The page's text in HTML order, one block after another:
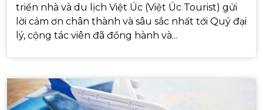
triển nhà và du lịch Việt Úc (Việt Úc Tourist) gửi
lời cảm ơn chân thành và sâu sắc nhất tới Quý đại
lý, cộng tác viên đã đồng hành và...